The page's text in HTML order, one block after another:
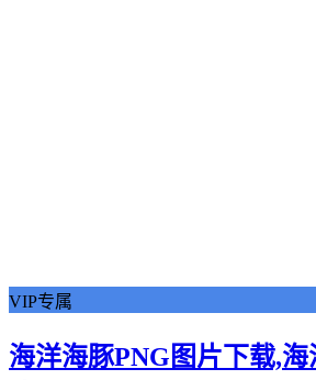
VIP专属
海洋海豚PNG图片下载,海